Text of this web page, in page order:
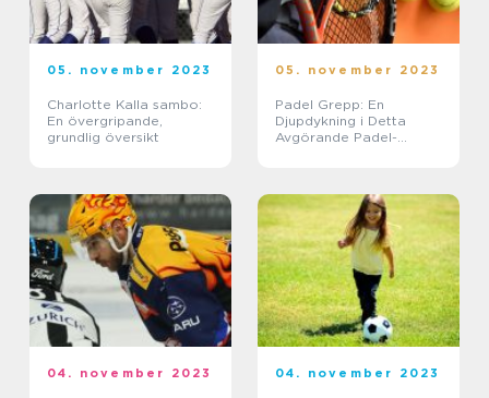
05. november 2023
Charlotte Kalla sambo:
En övergripande,
grundlig översikt
05. november 2023
Padel Grepp: En
Djupdykning i Detta
Avgörande Padel-
04. november 2023 04. november 2023